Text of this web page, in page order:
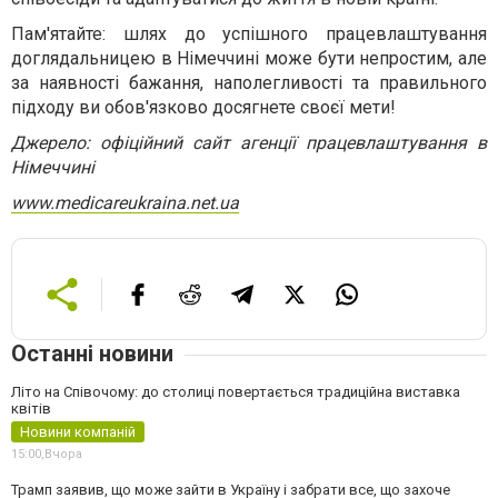
Пам'ятайте: шлях до успішного працевлаштування
доглядальницею в Німеччині може бути непростим, але
за наявності бажання, наполегливості та правильного
підходу ви обов'язково досягнете своєї мети!
Джерело: офіційний сайт агенції працевлаштування в
Німеччині
www.medicareukraina.net.ua
Останні новини
Літо на Співочому: до столиці повертається традиційна виставка
квітів
Новини компаній
15:00,Вчора
Трамп заявив, що може зайти в Україну і забрати все, що захоче